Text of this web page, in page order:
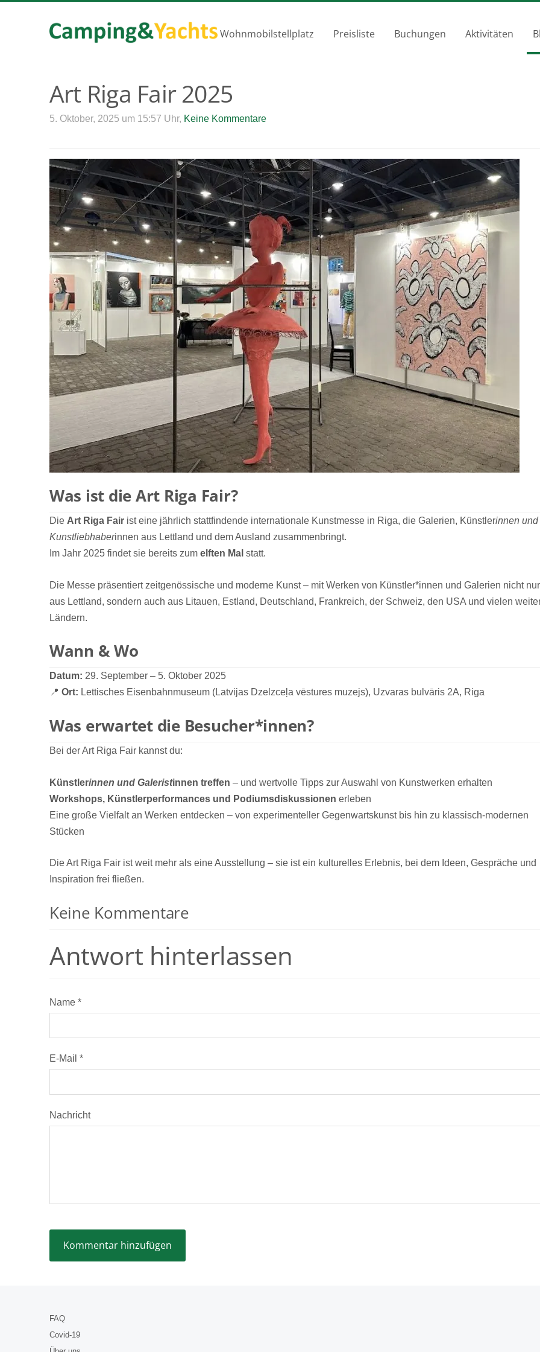
Wohnmobilstellplatz Preisliste Buchungen Aktivitäten
Art Riga Fair 2025
5. Oktober, 2025 um 15:57 Uhr, Keine Kommentare
Was ist die Art Riga Fair?
Die Art Riga Fair ist eine jährlich stattfindende internationale Kunstmesse in Riga, die Galerien, Künstlerinnen und
Kunstliebhaberinnen aus Lettland und dem Ausland zusammenbringt.
Im Jahr 2025 findet sie bereits zum elften Mal statt.
Die Messe präsentiert zeitgenössische und moderne Kunst – mit Werken von Künstler*innen und Galerien nicht nur
aus Lettland, sondern auch aus Litauen, Estland, Deutschland, Frankreich, der Schweiz, den USA und vielen
Ländern.
Wann & Wo
Datum: 29. September – 5. Oktober 2025
📍 Ort: Lettisches Eisenbahnmuseum (Latvijas Dzelzceļa vēstures muzejs), Uzvaras bulvāris 2A, Riga
Was erwartet die Besucher*innen?
Bei der Art Riga Fair kannst du:
Künstlerinnen und Galeristinnen treffen – und wertvolle Tipps zur Auswahl von Kunstwerken erhalten
Workshops, Künstlerperformances und Podiumsdiskussionen erleben
Eine große Vielfalt an Werken entdecken – von experimenteller Gegenwartskunst bis hin zu klassisch-modernen
Stücken
Die Art Riga Fair ist weit mehr als eine Ausstellung – sie ist ein kulturelles Erlebnis, bei dem Ideen, Gespräche und
Inspiration frei fließen.
Keine Kommentare
Antwort hinterlassen
Name *
E-Mail *
Nachricht
FAQ
Covid-19